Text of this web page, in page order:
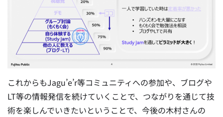
これからもJagu’e’r等コミュニティへの参加や、ブログや
LT等の情報発信を続けていくことで、つながりを通じて技
術を楽しんでいきたいということで、今後の木村さんの